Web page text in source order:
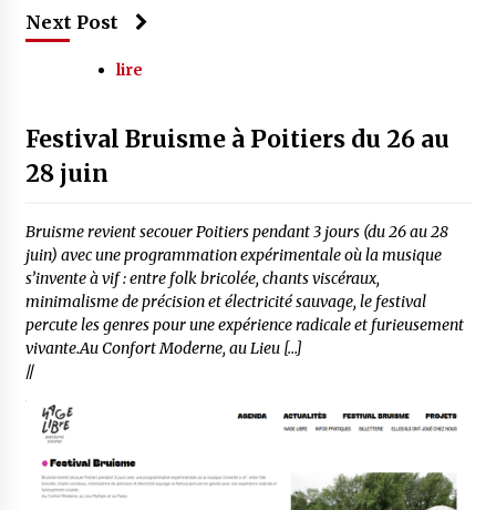
Next Post
lire
Festival Bruisme à Poitiers du 26 au
28 juin
Bruisme revient secouer Poitiers pendant 3 jours (du 26 au 28
juin) avec une programmation expérimentale où la musique
s’invente à vif : entre folk bricolée, chants viscéraux,
minimalisme de précision et électricité sauvage, le festival
percute les genres pour une expérience radicale et furieusement
vivante.Au Confort Moderne, au Lieu […]
//